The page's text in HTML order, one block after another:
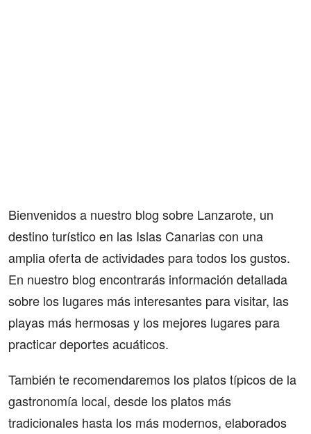
Bienvenidos a nuestro blog sobre Lanzarote, un
destino turístico en las Islas Canarias con una
amplia oferta de actividades para todos los gustos.
En nuestro blog encontrarás información detallada
sobre los lugares más interesantes para visitar, las
playas más hermosas y los mejores lugares para
practicar deportes acuáticos.
También te recomendaremos los platos típicos de la
gastronomía local, desde los platos más
tradicionales hasta los más modernos, elaborados